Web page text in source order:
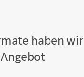
haben wir